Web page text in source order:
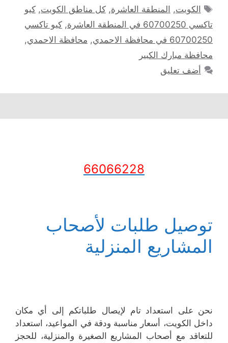
الوسوم
الكويت, المنطقة العاشرة,كل مناطق الكويت,كيو
تاكسي 60700250 في المنطقة العاشرة
, كيو تاكسي
60700250 في محافظة الاحمدي
, محافظة الاحمدي,
محافظة مبارك الكبير
أضف تعليق
66066228
توصيل طلبات لأصحاب
المشاريع المنزلية
نحن على استعداد تام لإيصال طلباتكم إلى أي مكان
داخل الكويت، أسعار مناسبة ودقة في المواعيد، استعداد
للتعاقد مع أصحاب المشاريع الصغيرة والمنزلية، للحجز